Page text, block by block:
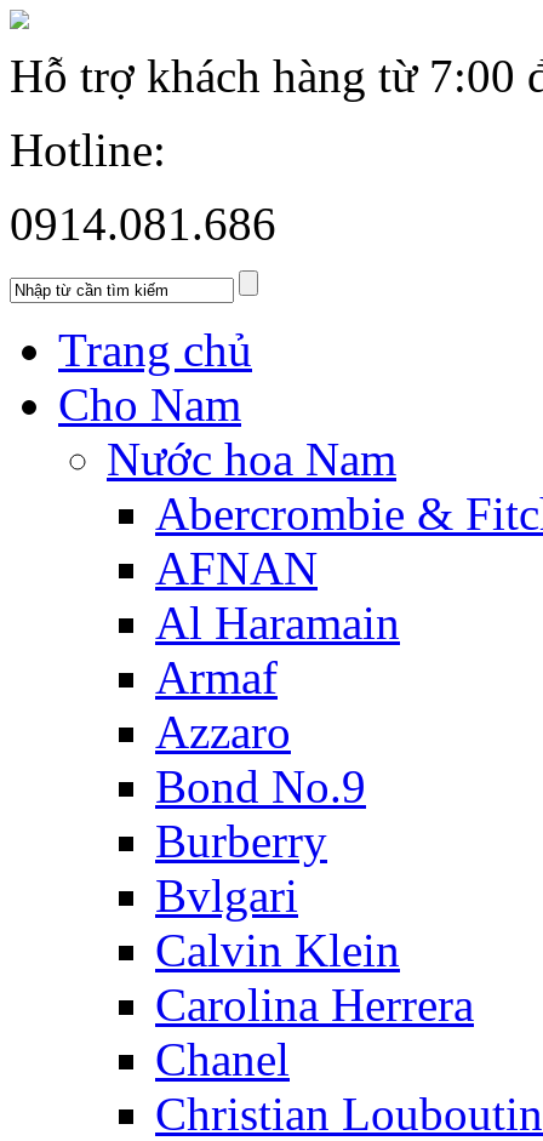
Hỗ trợ khách hàng từ 7:00
Hotline:
0914.081.686
Trang chủ
Cho Nam
Nước hoa Nam
Abercrombie &
AFNAN
Al Haramain
Armaf
Azzaro
Bond No.9
Burberry
Bvlgari
Calvin Klein
Carolina Herrera
Chanel
Christian Louboutin